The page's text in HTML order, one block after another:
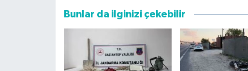
Bunlar da ilginizi çekebilir